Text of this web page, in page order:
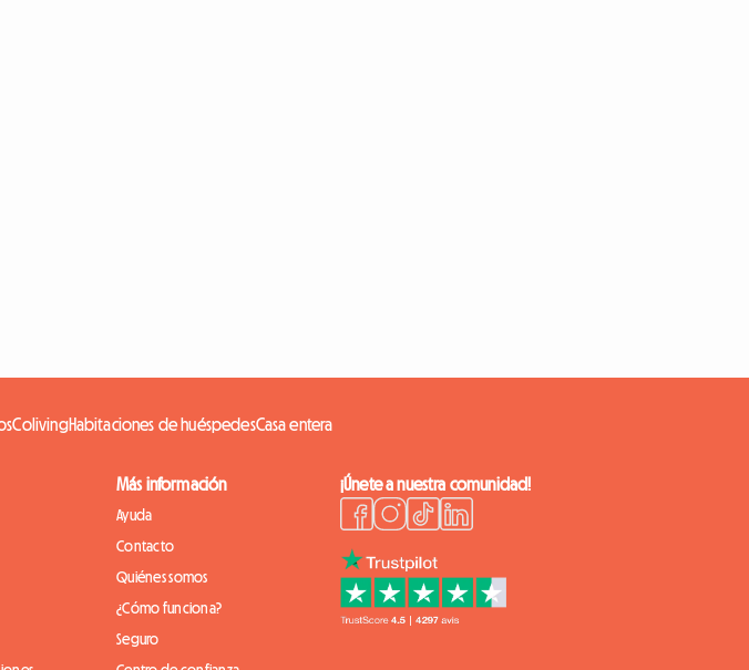
ColivingHabitaciones de huéspedesCasa entera
Más información
Ayuda
Contacto
Quiénes somos
¿Cómo funciona?
Seguro
¡Únete a nuestra comunidad!